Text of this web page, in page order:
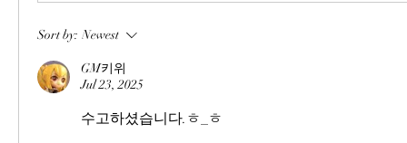
Sort by: Newest
GM키위
Jul 23, 2025
수고하셨습니다.ㅎ_ㅎ